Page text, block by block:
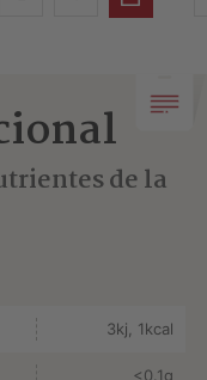
de la
3kj, 1kcal
<0.1g